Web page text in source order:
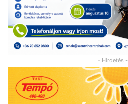
- Hirdetés -